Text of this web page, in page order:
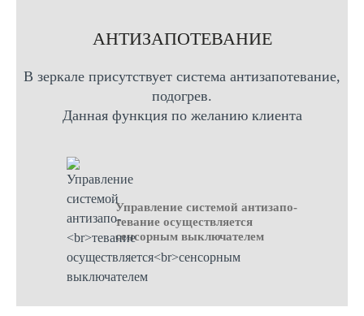
AНТИЗАПОТЕВАНИЕ
В зеркале присутствует система антизапотевание,
подогрев.
Данная функция по желанию клиента
Управление системой антизапо-
тевание осуществляется
сенсорным выключателем